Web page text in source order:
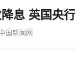
息 英国央
国新闻网